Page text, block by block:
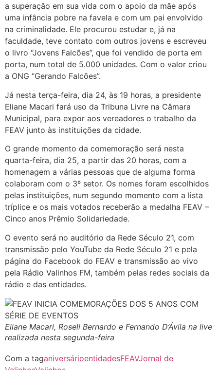
a superação em sua vida com o apoio da mãe após
uma infância pobre na favela e com um pai envolvido
na criminalidade. Ele procurou estudar e, já na
faculdade, teve contato com outros jovens e escreveu
o livro “Jovens Falcões”, que foi vendido de porta em
porta, num total de 5.000 unidades. Com o valor criou
a ONG “Gerando Falcões”.
Já nesta terça-feira, dia 24, às 19 horas, a presidente
Eliane Macari fará uso da Tribuna Livre na Câmara
Municipal, para expor aos vereadores o trabalho da
FEAV junto às instituições da cidade.
O grande momento da comemoração será nesta
quarta-feira, dia 25, a partir das 20 horas, com a
homenagem a várias pessoas que de alguma forma
colaboram com o 3º setor. Os nomes foram escolhidos
pelas instituições, num segundo momento com a lista
tríplice e os mais votados receberão a medalha FEAV –
Cinco anos Prêmio Solidariedade.
O evento será no auditório da Rede Século 21, com
transmissão pelo YouTube da Rede Século 21 e pela
página do Facebook do FEAV e transmissão ao vivo
pela Rádio Valinhos FM, também pelas redes sociais da
rádio e das entidades.
Eliane Macari, Roseli Bernardo e Fernando D’Ávila na live
realizada nesta segunda-feira
Com a taganiversárioentidadesFEAVJornal de